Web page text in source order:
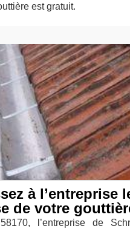
est gratuit.
à l’entreprise
de votre
l’entreprise de